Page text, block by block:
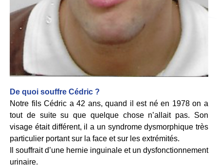
De quoi souffre Cédric ?
Notre fils Cédric a 42 ans, quand il est né en 1978 on a
tout de suite su que quelque chose n’allait pas. Son
visage était différent, il a un syndrome dysmorphique très
particulier portant sur la face et sur les extrémités.
Il souffrait d’une hernie inguinale et un dysfonctionnement
urinaire.